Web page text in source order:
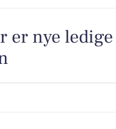
er nye ledige